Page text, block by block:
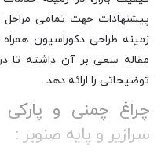
پیشنهادات جهت تمامی مراحل
زمینه طراحی دکوراسیون
مقاله سعی بر آن داشته تا
توضیحاتی را ارائه دهد.
چراغ چمنی و پارکی
سرازیر و پایه صنوبر :